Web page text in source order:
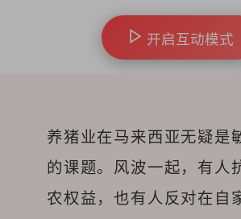
开启互动模式
养猪业在马来西亚无疑是
的课题。风波一起，有人
农权益，也有人反对在自